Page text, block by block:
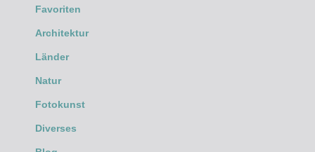
Favoriten
Architektur
Länder
Natur
Fotokunst
Diverses